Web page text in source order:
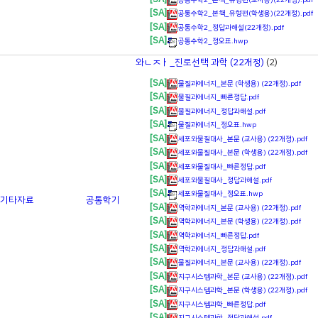
[SA] 공통수학2_본책_유형편(학생용)(22개정).pdf
[SA] 공통수학2_정답과해설(22개정).pdf
[SA] 공통수학2_정오표.hwp
기타자료 공통학기
와ㄴㅈㅏ_진로선택 과학 (22개정) (2)
[SA]
물질과에너지_본문 (학생용) (22개정).pdf
[SA] 물질과에너지_빠른정답.pdf
[SA] 물질과에너지_정답과해설.pdf
[SA] 물질과에너지_정오표.hwp
[SA] 세포와물질대사_본문 (교사용) (22개정).pdf
[SA] 세포와물질대사_본문 (학생용) (22개정).pdf
[SA] 세포와물질대사_빠른정답.pdf
[SA] 세포와물질대사_정답과해설.pdf
[SA] 세포와물질대사_정오표.hwp
[SA] 역학과에너지_본문 (교사용) (22개정).pdf
[SA] 역학과에너지_본문 (학생용) (22개정).pdf
[SA] 역학과에너지_빠른정답.pdf
[SA] 역학과에너지_정답과해설.pdf
[SA] 물질과에너지_본문 (교사용) (22개정).pdf
[SA] 지구시스템과학_본문 (교사용) (22개정).pdf
[SA] 지구시스템과학_본문 (학생용) (22개정).pdf
[SA] 지구시스템과학_빠른정답.pdf